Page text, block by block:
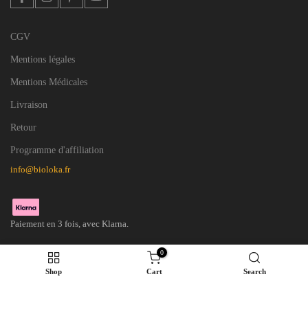
CGV
Mentions légales
Mentions Médicales
Livraison
Retour
Programme d'affiliation
info@bioloka.fr
Paiement en 3 fois, avec Klarna.
Shop
0
Cart Search